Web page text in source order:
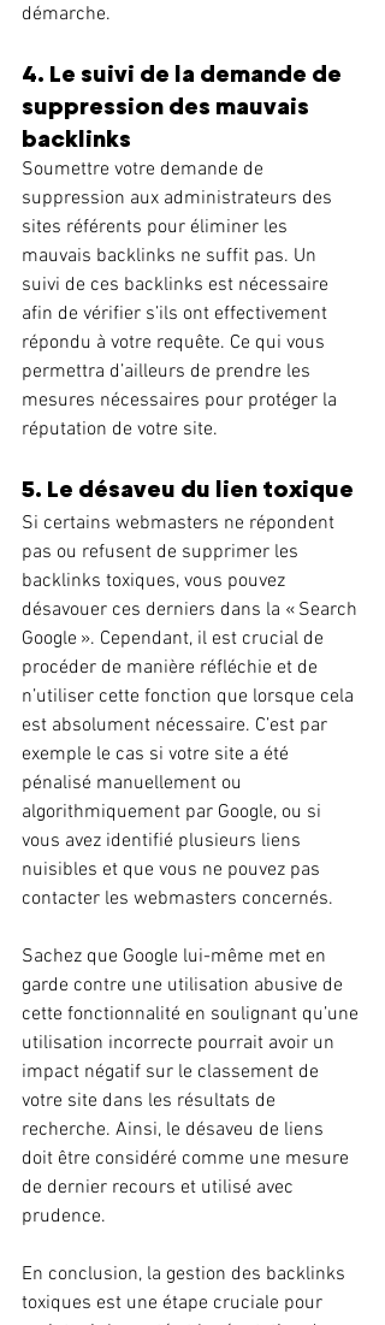
démarche.
4. Le suivi de la demande de
suppression des mauvais
backlinks
Soumettre votre demande de
suppression aux administrateurs des
sites référents pour éliminer les
mauvais backlinks ne suffit pas. Un
suivi de ces backlinks est nécessaire
afin de vérifier s’ils ont effectivement
répondu à votre requête. Ce qui vous
permettra d’ailleurs de prendre les
mesures nécessaires pour protéger la
réputation de votre site.
5. Le désaveu du lien toxique
Si certains webmasters ne répondent
pas ou refusent de supprimer les
backlinks toxiques, vous pouvez
désavouer ces derniers dans la « Search
Google ». Cependant, il est crucial de
procéder de manière réfléchie et de
n’utiliser cette fonction que lorsque cela
est absolument nécessaire. C’est par
exemple le cas si votre site a été
pénalisé manuellement ou
algorithmiquement par Google, ou si
vous avez identifié plusieurs liens
nuisibles et que vous ne pouvez pas
contacter les webmasters concernés.
Sachez que Google lui-même met en
garde contre une utilisation abusive de
cette fonctionnalité en soulignant qu’une
utilisation incorrecte pourrait avoir un
impact négatif sur le classement de
votre site dans les résultats de
recherche. Ainsi, le désaveu de liens
doit être considéré comme une mesure
de dernier recours et utilisé avec
prudence.
En conclusion, la gestion des backlinks
toxiques est une étape cruciale pour